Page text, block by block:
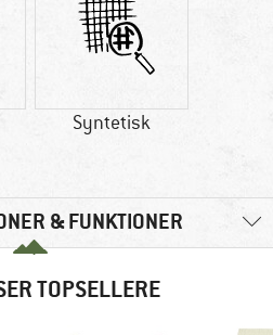
Syntetisk
& FUNKTIONER
TOPSELLERE